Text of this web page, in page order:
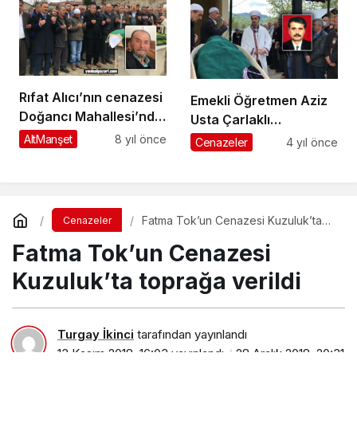
Rıfat Alıcı’nın cenazesi
Doğancı Mahallesi’nde
toprağa verildi
AltManşet 8 yıl önce
Emekli Öğretmen Aziz
Usta Çarlaklı
Mahallesi’nde
Cenazeler 4 yıl önce
Cenazeler
Fatma Tok’un Cenazesi Kuzuluk’ta
Fatma Tok’un Cenazesi
Kuzuluk’ta toprağa verildi
Turgay İkinci tarafından yayınlandı
13 Kasım 2018, 16:03 yayınlandı
28 Aralık 2018, 20:31